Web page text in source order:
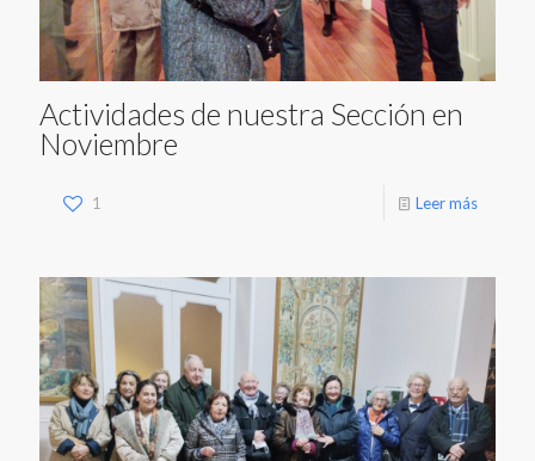
Actividades de nuestra Sección en
Noviembre
1 Leer más